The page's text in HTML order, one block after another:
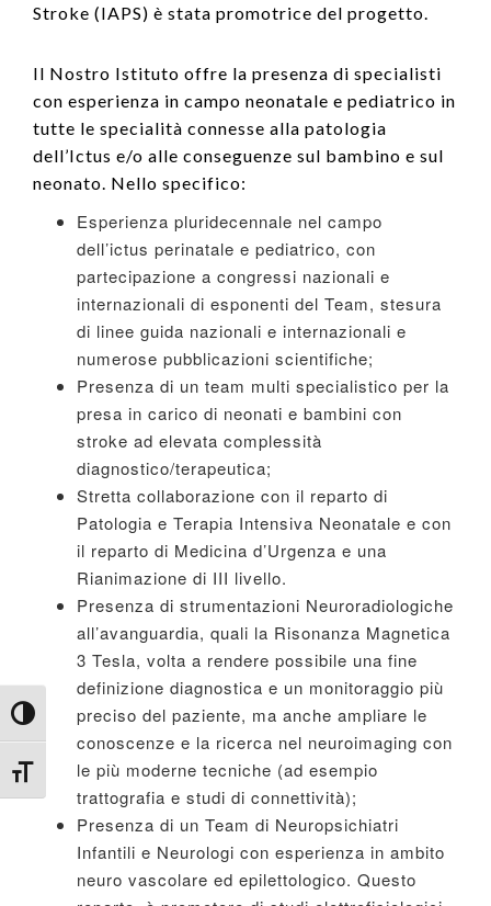
Attiva/disattiva alto contrasto
Attiva/disattiva dimensione testo
Stroke (IAPS) è stata promotrice del progetto.
Il Nostro Istituto offre la presenza di specialisti
con esperienza in campo neonatale e pediatrico in
tutte le specialità connesse alla patologia
dell’Ictus e/o alle conseguenze sul bambino e sul
neonato. Nello specifico:
Esperienza pluridecennale nel campo
dell’ictus perinatale e pediatrico, con
partecipazione a congressi nazionali e
internazionali di esponenti del Team, stesura
di linee guida nazionali e internazionali e
numerose pubblicazioni scientifiche;
Presenza di un team multi specialistico per la
presa in carico di neonati e bambini con
stroke ad elevata complessità
diagnostico/terapeutica;
Stretta collaborazione con il reparto di
Patologia e Terapia Intensiva Neonatale e con
il reparto di Medicina d’Urgenza e una
Rianimazione di III livello.
Presenza di strumentazioni Neuroradiologiche
all’avanguardia, quali la Risonanza Magnetica
3 Tesla, volta a rendere possibile una fine
definizione diagnostica e un monitoraggio più
preciso del paziente, ma anche ampliare le
conoscenze e la ricerca nel neuroimaging con
le più moderne tecniche (ad esempio
trattografia e studi di connettività);
Presenza di un Team di Neuropsichiatri
Infantili e Neurologi con esperienza in ambito
neuro vascolare ed epilettologico. Questo